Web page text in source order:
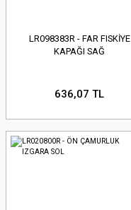
LR098383R - FAR FISKİYE
KAPAĞI SAĞ
636,07 TL